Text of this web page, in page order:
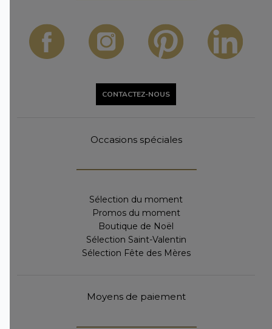
CONTACTEZ-NOUS
Occasions spéciales
Sélection du moment
Promos du moment
Boutique de Noël
Sélection Saint-Valentin
Sélection Fête des Mères
Moyens de paiement